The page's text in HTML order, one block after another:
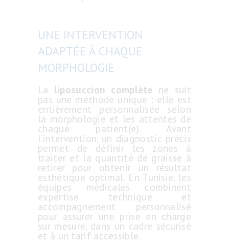
UNE INTERVENTION
ADAPTÉE À CHAQUE
MORPHOLOGIE
La liposuccion complète ne suit
pas une méthode unique : elle est
entièrement personnalisée selon
la morphologie et les attentes de
chaque patient(e). Avant
l’intervention, un diagnostic précis
permet de définir les zones à
traiter et la quantité de graisse à
retirer pour obtenir un résultat
esthétique optimal. En Tunisie, les
équipes médicales combinent
expertise technique et
accompagnement personnalisé
pour assurer une prise en charge
sur mesure, dans un cadre sécurisé
et à un tarif accessible.